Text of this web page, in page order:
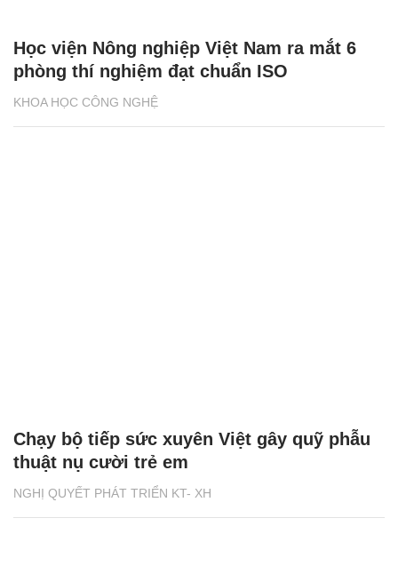
KHOA HỌC CÔNG NGHỆ
Học viện Nông nghiệp Việt Nam ra mắt 6
phòng thí nghiệm đạt chuẩn ISO
NGHỊ QUYẾT PHÁT TRIỂN KT- XH
Chạy bộ tiếp sức xuyên Việt gây quỹ phẫu
thuật nụ cười trẻ em